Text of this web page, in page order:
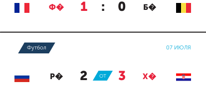
Ф� 1 : 0 Б�
Футбол 07 ИЮЛЯ
Р� 2 : 3 Х�
ОТ